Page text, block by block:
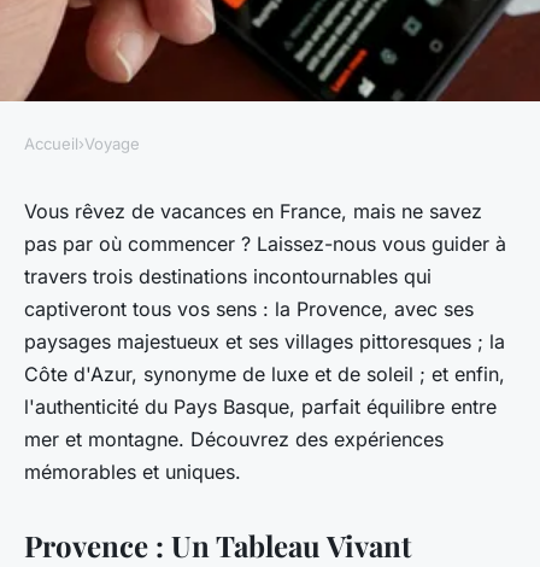
VOYAGE
Explorez 3 destinations
vacances france
incontournables
Marie•6 septembre 2024•6 min de lecture
Accueil›Voyage
Vous rêvez de vacances en France, mais ne savez
pas par où commencer ? Laissez-nous vous guider à
travers trois destinations incontournables qui
captiveront tous vos sens : la Provence, avec ses
paysages majestueux et ses villages pittoresques ; la
Côte d'Azur, synonyme de luxe et de soleil ; et enfin,
l'authenticité du Pays Basque, parfait équilibre entre
mer et montagne. Découvrez des expériences
mémorables et uniques.
Provence : Un Tableau Vivant